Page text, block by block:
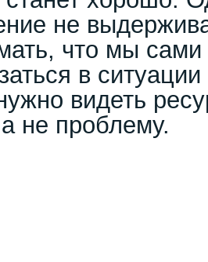
не
что мы
в
видеть
не проблему.